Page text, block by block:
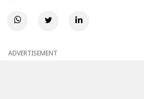
ADVERTISEMENT